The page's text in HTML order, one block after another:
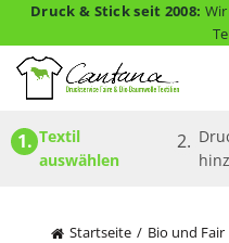
Druck & Stick seit 2008:
1. Textil
auswählen
2.
Startseite Bio und Fair